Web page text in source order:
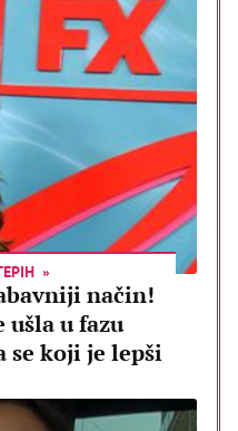
način!
ušla u fazu
se koji je lepši